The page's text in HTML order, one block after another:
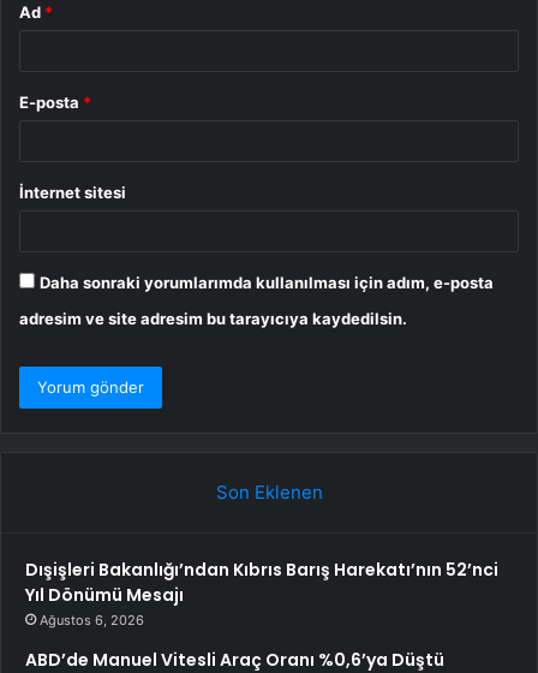
Ad *
E-posta *
İnternet sitesi
Daha sonraki yorumlarımda kullanılması için adım, e-posta
adresim ve site adresim bu tarayıcıya kaydedilsin.
Son Eklenen
Dışişleri Bakanlığı’ndan Kıbrıs Barış Harekatı’nın 52’nci
Yıl Dönümü Mesajı
Ağustos 6, 2026
ABD’de Manuel Vitesli Araç Oranı %0,6’ya Düştü